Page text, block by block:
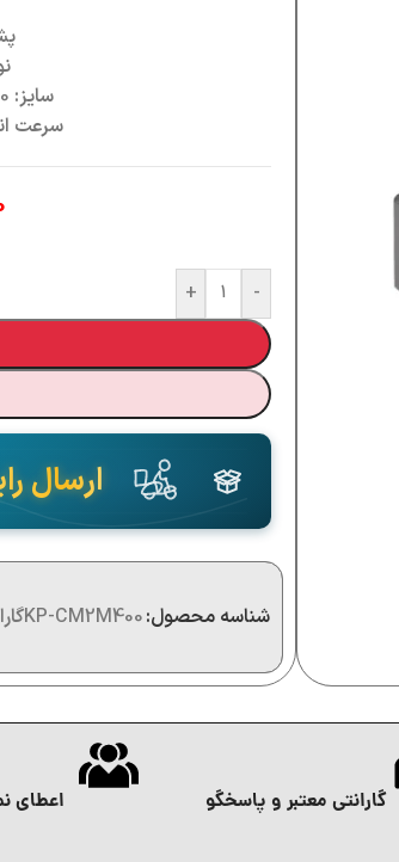
سایز:
سرعت
-
+
ارسال
شناسه محصول:KP-CM2M400
گارانتی معتبر و پاسخگو اعطای